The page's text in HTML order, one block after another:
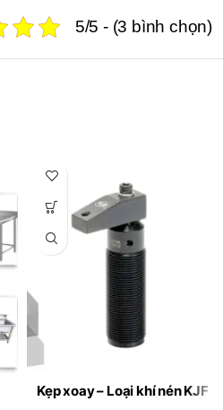
5/5 - (3 bình chọn)
Kẹp xoay – Loại khí nén KJF